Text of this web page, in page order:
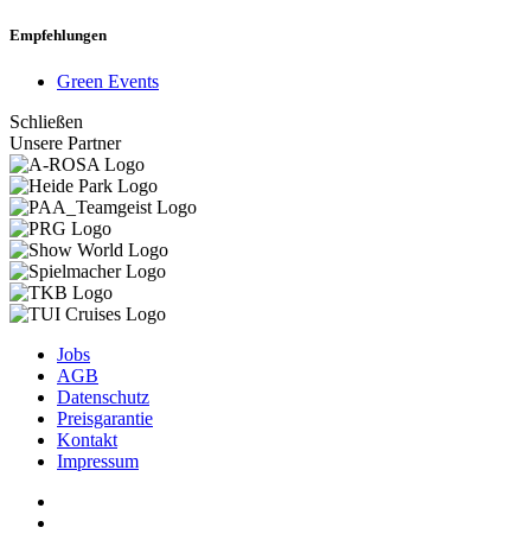
Empfehlungen
Green Events
Schließen
Unsere Partner
Jobs
AGB
Datenschutz
Preisgarantie
Kontakt
Impressum